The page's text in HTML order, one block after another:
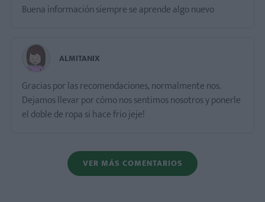
Buena información siempre se aprende algo nuevo
ALMITANIX
Gracias por las recomendaciones, normalmente nos.
Dejamos llevar por cómo nos sentimos nosotros y ponerle
el doble de ropa si hace frio jeje!
VER MÁS COMENTARIOS